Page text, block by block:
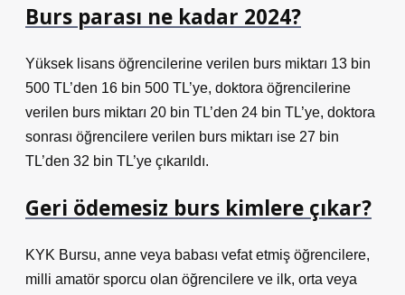
Burs parası ne kadar 2024?
Yüksek lisans öğrencilerine verilen burs miktarı 13 bin
500 TL’den 16 bin 500 TL’ye, doktora öğrencilerine
verilen burs miktarı 20 bin TL’den 24 bin TL’ye, doktora
sonrası öğrencilere verilen burs miktarı ise 27 bin
TL’den 32 bin TL’ye çıkarıldı.
Geri ödemesiz burs kimlere çıkar?
KYK Bursu, anne veya babası vefat etmiş öğrencilere,
milli amatör sporcu olan öğrencilere ve ilk, orta veya